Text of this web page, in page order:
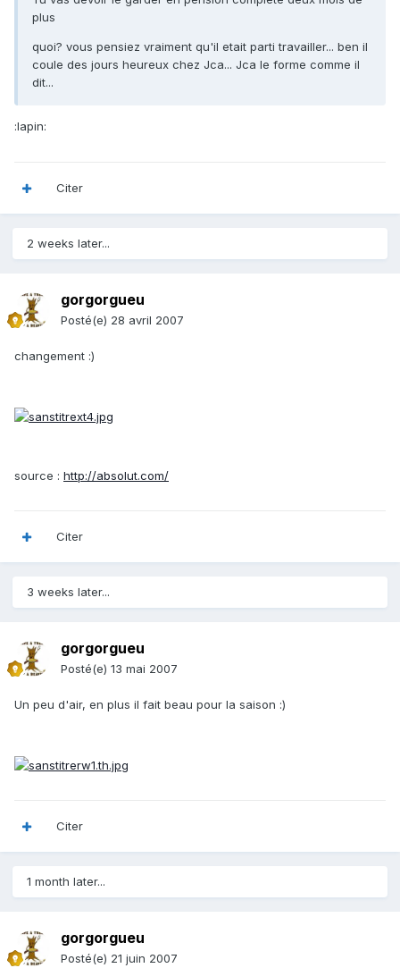
plus
quoi? vous pensiez vraiment qu'il etait parti travailler... ben il
coule des jours heureux chez Jca... Jca le forme comme il
dit...
:lapin:
Citer
2 weeks later...
gorgorgueu
Posté(e) 28 avril 2007
changement :)
source : http://absolut.com/
Citer
3 weeks later...
gorgorgueu
Posté(e) 13 mai 2007
Un peu d'air, en plus il fait beau pour la saison :)
Citer
1 month later...
gorgorgueu
Posté(e) 21 juin 2007